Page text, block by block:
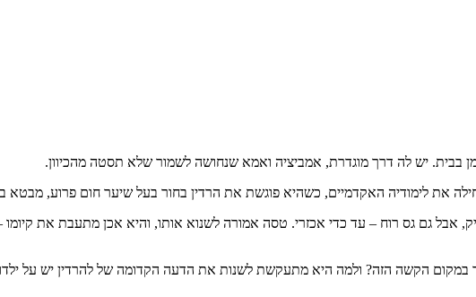
בבית. יש לה דרך מוגדרת, אמביציה ואמא שנחושה לשמור שלא תסטה מהכיוון.
את לימודיה האקדמיים, כשהיא פוגשת את הרדין בחור בעל שיער חום פרוע, מבטא
אבל גם גס רוח – עד כדי אכזרי. טסה אמורה לשנוא אותו, והיא אכן מתעבת את
במקום הקשה הזה? ולמה היא מתעקשת לשנות את הדעה הקדומה של להרדין יש על